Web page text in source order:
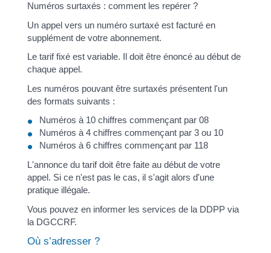
Numéros surtaxés : comment les repérer ?
Un appel vers un numéro surtaxé est facturé en
supplément de votre abonnement.
Le tarif fixé est variable. Il doit être énoncé au début de
chaque appel.
Les numéros pouvant être surtaxés présentent l'un
des formats suivants :
Numéros à 10 chiffres commençant par 08
Numéros à 4 chiffres commençant par 3 ou 10
Numéros à 6 chiffres commençant par 118
L'annonce du tarif doit être faite au début de votre
appel. Si ce n'est pas le cas, il s'agit alors d'une
pratique illégale.
Vous pouvez en informer les services de la DDPP via
la DGCCRF.
Où s’adresser ?